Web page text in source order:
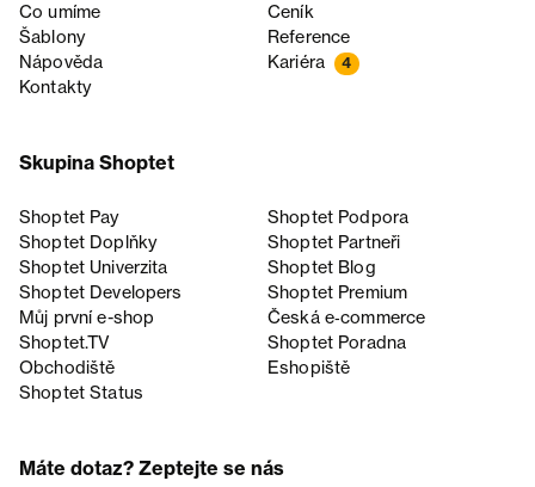
Co umíme
Ceník
Šablony
Reference
Nápověda
Kariéra 4
Kontakty
Skupina Shoptet
Shoptet Pay
Shoptet Podpora
Shoptet Doplňky
Shoptet Partneři
Shoptet Univerzita
Shoptet Blog
Shoptet Developers
Shoptet Premium
Můj první e-shop
Česká e‑commerce
Shoptet.TV
Shoptet Poradna
Obchodiště
Eshopiště
Shoptet Status
Máte dotaz? Zeptejte se nás